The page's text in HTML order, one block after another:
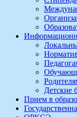
Детские
Прием в